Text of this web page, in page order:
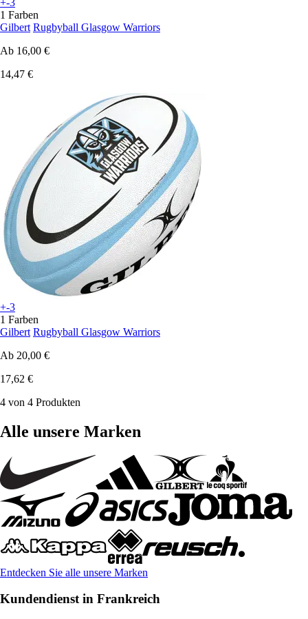
1 Farben
Gilbert Rugbyball Glasgow Warriors
Ab 16,00 €
14,47 €
+-3
1 Farben
Gilbert Rugbyball Glasgow Warriors
Ab 20,00 €
17,62 €
4 von 4 Produkten
Alle unsere Marken
Entdecken Sie alle unsere Marken
Kundendienst in Frankreich